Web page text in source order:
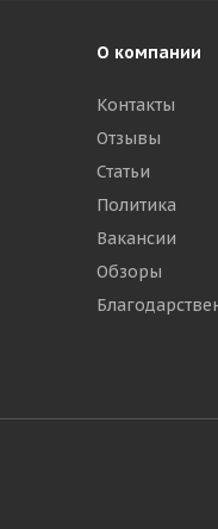
О компании
Контакты
Отзывы
Статьи
Политика
Вакансии
Обзоры